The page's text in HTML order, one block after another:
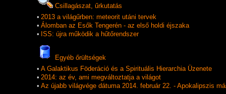
Csillagászat, űrkutatás
• 2013 a világűrben: meteorit utáni tervek
• Álomban az Esők Tengerén - az első holdi éjszaka
• ISS: újra működik a hűtőrendszer
Egyéb őrültségek
• A Galaktikus Föderáció és a Spirituális Hierarchia Üzenete
• 2014: az év, ami megváltoztatja a világot
• Az újabb világvége dátuma 2014. február 22. - Apokalipszis